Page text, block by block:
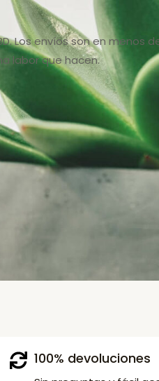
envíos son en menos de
labor que hacen.
100% devoluciones